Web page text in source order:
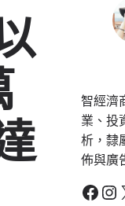
智經濟
業、投
析，隸
佈與廣
Facebook Instagram